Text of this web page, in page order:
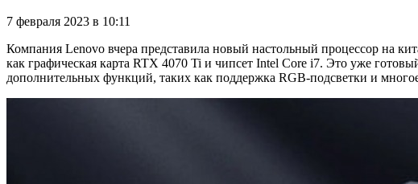
7 февраля 2023 в 10:11
Компания Lenovo вчера представила новый настольный процессор на
как графическая карта RTX 4070 Ti и чипсет Intel Core i7. Это уже
дополнительных функций, таких как поддержка RGB-подсветки и